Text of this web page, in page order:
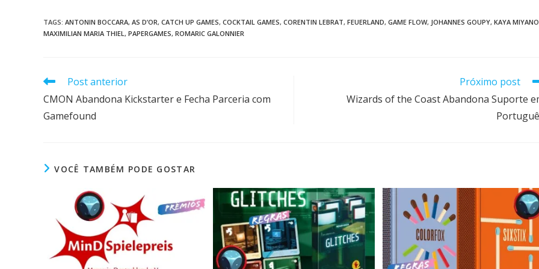
TAGS: ANTONIN BOCCARA, AS D’OR, CATCH UP GAMES, COCKTAIL GAMES, CORENTIN LEBRAT, FEUERLAND, GAME FLOW, JOHANNES GOUPY, KAYA MIYANO
MAXIMILIAN MARIA THIEL , PAPERGAMES, ROMARIC GALONNIER
Post anterior
CMON Abandona Kickstarter e Fecha Parceria com
Gamefound
Próximo post
Wizards of the Coast Abandona Suporte
VOCÊ TAMBÉM PODE GOSTAR